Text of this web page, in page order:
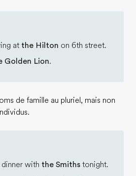
at the Hilton on 6th street.
Golden Lion.
de famille au pluriel, mais non
with the Smiths tonight.